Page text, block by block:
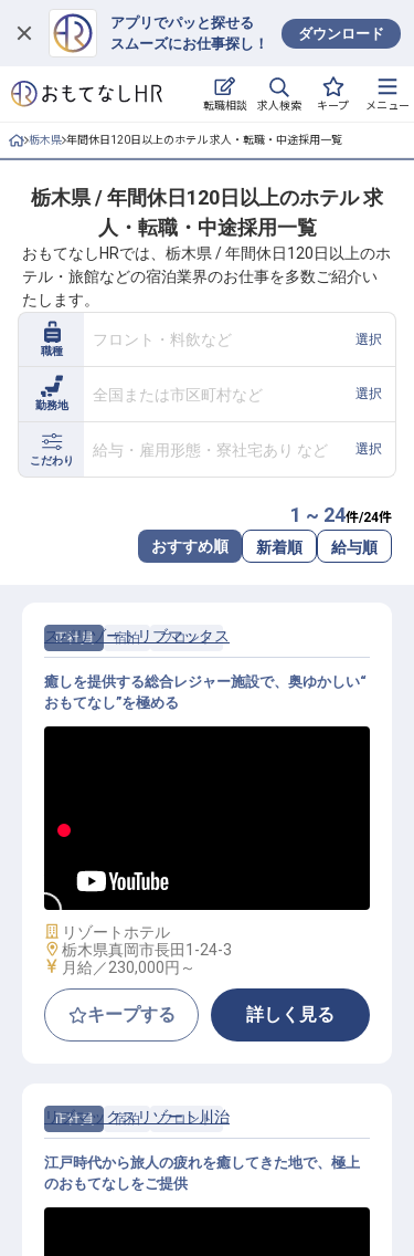
アプリでパッと探せる
スムーズにお仕事探し！
ダウンロード
転職相談 求人検索 キープ メニュー
ログイン
求人・施設を探す
就職・転職 合同説明会
おもてなしHRについて
ご利用の流れ
よくある質問
ホテル・宿泊業界情報コラム
転職サポートに申し込む
栃木県 年間休日120日以上のホテル 求人・転職・中途採用一覧
栃木県 / 年間休日120日以上のホテル 求
人・転職・中途採用一覧
おもてなしHRでは、栃木県 / 年間休日120日以上のホ
テル・旅館などの宿泊業界のお仕事を多数ご紹介い
たします。
職種
フロント・料飲など 選択
勤務地
全国または市区町村など 選択
こだわり
給与・雇用形態・寮社宅あり など 選択
1 ~ 24件/24件
おすすめ順 新着順 給与順
正社員 宿泊 フロント
休日120日／全国展開の安定性
スパリゾートリブマックス
癒しを提供する総合レジャー施設で、奥ゆかしい“
おもてなし”を極める
施設業態
リゾートホテル
勤務地
栃木県真岡市長田1-24-3
給与
月給／230,000円～
キープする 詳しく見る
正社員 宿泊 フロント
リブマックスリゾート川治
江戸時代から旅人の疲れを癒してきた地で、極上
のおもてなしをご提供